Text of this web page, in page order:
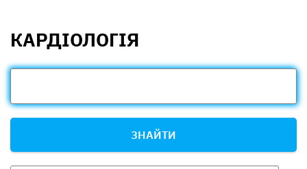
КАРДІОЛОГІЯ
ЗНАЙТИ